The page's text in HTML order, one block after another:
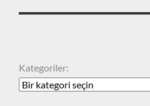
Kategoriler: